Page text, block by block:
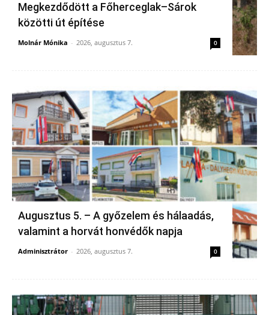
Megkezdődött a Főherceglak–Sárok
közötti út építése
Molnár Mónika - 2026, augusztus 7. 0
Augusztus 5. – A győzelem és hálaadás,
valamint a horvát honvédők napja
Adminisztrátor - 2026, augusztus 7. 0